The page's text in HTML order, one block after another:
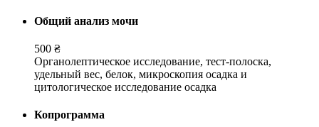
Общий анализ мочи
500 ₴
Органолептическое исследование, тест-полоска,
удельный вес, белок, микроскопия осадка и
цитологическое исследование осадка
Копрограмма